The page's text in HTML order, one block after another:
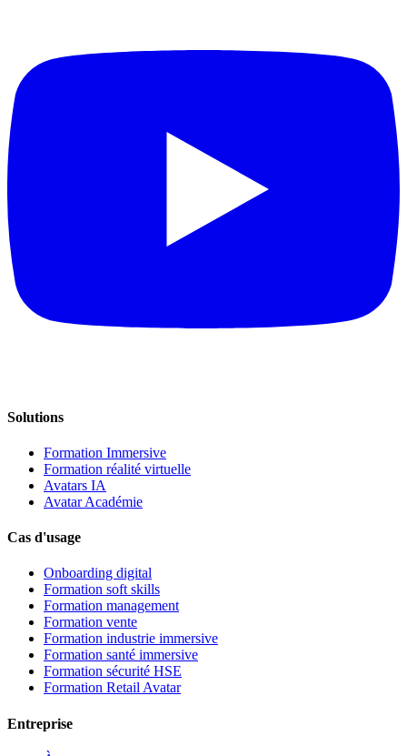
Solutions
Formation Immersive
Formation réalité virtuelle
Avatars IA
Avatar Académie
Cas d'usage
Onboarding digital
Formation soft skills
Formation management
Formation vente
Formation industrie immersive
Formation santé immersive
Formation sécurité HSE
Formation Retail Avatar
Entreprise